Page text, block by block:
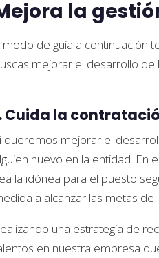
la
modo de guía a continuación
mejorar el desarrollo
Cuida la
queremos mejorar el
nuevo en la entidad.
la idónea para el puesto
a alcanzar las metas
una estrategia de
en nuestra empresa